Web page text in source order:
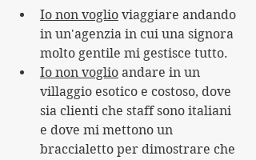
Io non voglio viaggiare andando
in un'agenzia in cui una signora
molto gentile mi gestisce tutto.
Io non voglio andare in un
villaggio esotico e costoso, dove
sia clienti che staff sono italiani
e dove mi mettono un
braccialetto per dimostrare che